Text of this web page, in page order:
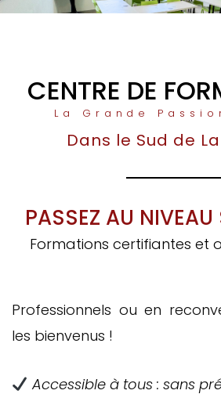
CENTRE DE
La Grande
Dans le Sud de
PASSEZ AU NIVEAU
Formations certifiantes et
Professionnels ou en
les bienvenus !
Accessible à tous : sans